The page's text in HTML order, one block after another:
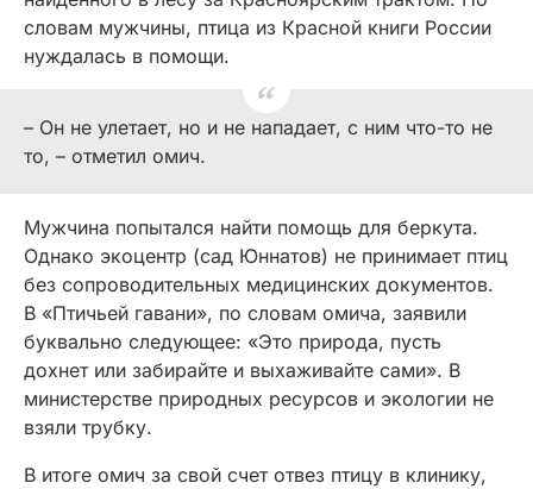
словам мужчины, птица из Красной книги России
нуждалась в помощи.
– Он не улетает, но и не нападает, с ним что-то не
то, – отметил омич.
Мужчина попытался найти помощь для беркута.
Однако экоцентр (сад Юннатов) не принимает птиц
без сопроводительных медицинских документов.
В «Птичьей гавани», по словам омича, заявили
буквально следующее: «Это природа, пусть
дохнет или забирайте и выхаживайте сами». В
министерстве природных ресурсов и экологии не
взяли трубку.
В итоге омич за свой счет отвез птицу в клинику,